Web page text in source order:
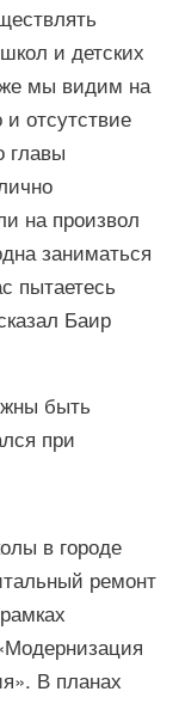
и детских
мы видим на
отсутствие
главы
на произвол
заниматься
пытаетесь
Баир
быть
при
в городе
ремонт
В планах